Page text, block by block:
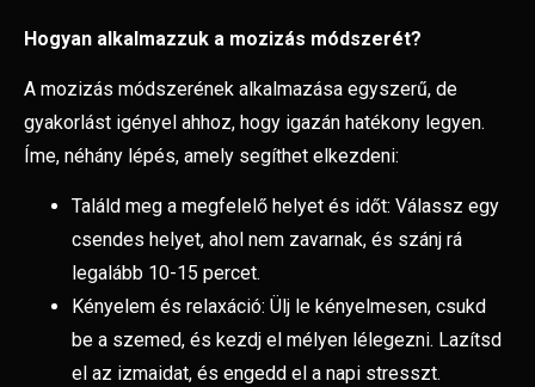
Hogyan alkalmazzuk a mozizás módszerét?
A mozizás módszerének alkalmazása egyszerű, de
gyakorlást igényel ahhoz, hogy igazán hatékony legyen.
Íme, néhány lépés, amely segíthet elkezdeni:
Találd meg a megfelelő helyet és időt: Válassz egy
csendes helyet, ahol nem zavarnak, és szánj rá
legalább 10-15 percet.
Kényelem és relaxáció: Ülj le kényelmesen, csukd
be a szemed, és kezdj el mélyen lélegezni. Lazítsd
el az izmaidat, és engedd el a napi stresszt.